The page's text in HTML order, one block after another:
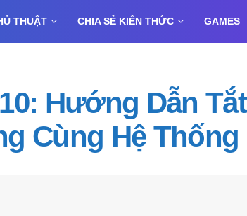
THUẬT CHIA SẺ KIẾN THỨC GAMES
Hướng Dẫn Tắt
Cùng Hệ Thống